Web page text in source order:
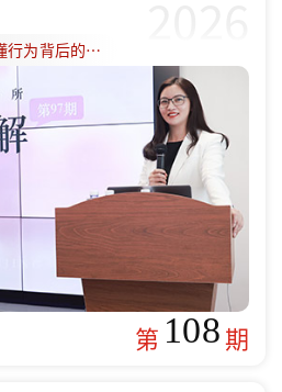
懂法律、懂你、懂TA、懂行为背后的原因
第 108期